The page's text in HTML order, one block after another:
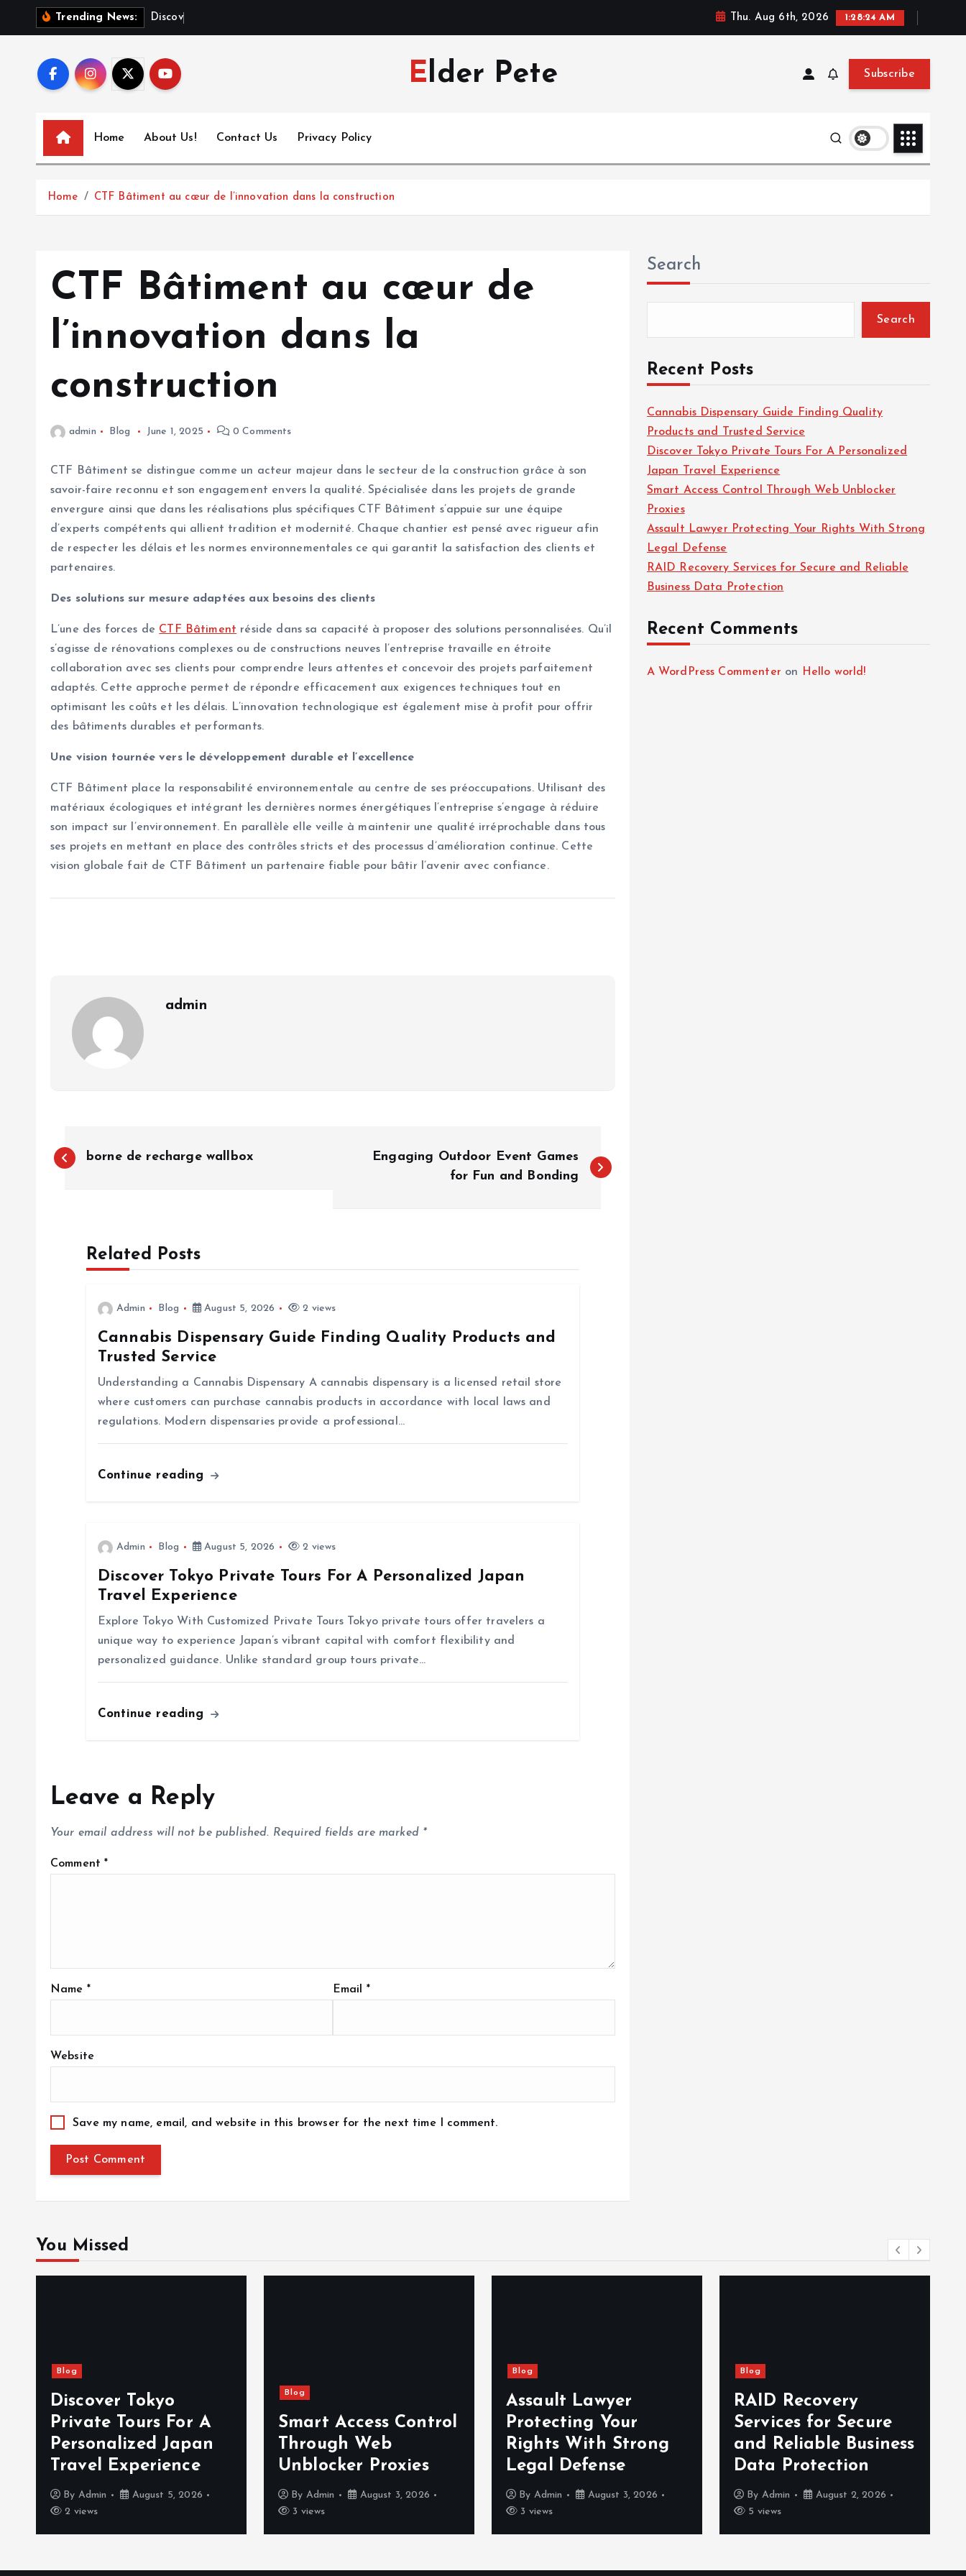
Trending News: Discov Thu. Aug 6th, 2026 1:28:24 AM
Elder Pete Subscribe
Home About Us! Contact Us Privacy Policy
Home CTF Bâtiment au cœur de l’innovation dans la construction
CTF Bâtiment au cœur de
l’innovation dans la
construction
admin Blog June 1, 2025 0 Comments
CTF Bâtiment se distingue comme un acteur majeur dans le secteur de la construction grâce à son
savoir-faire reconnu et son engagement envers la qualité. Spécialisée dans les projets de grande
envergure ainsi que dans les réalisations plus spécifiques CTF Bâtiment s’appuie sur une équipe
d’experts compétents qui allient tradition et modernité. Chaque chantier est pensé avec rigueur afin
de respecter les délais et les normes environnementales ce qui garantit la satisfaction des clients et
partenaires.
Des solutions sur mesure adaptées aux besoins des clients
L’une des forces de CTF Bâtiment réside dans sa capacité à proposer des solutions personnalisées. Qu’il
s’agisse de rénovations complexes ou de constructions neuves l’entreprise travaille en étroite
collaboration avec ses clients pour comprendre leurs attentes et concevoir des projets parfaitement
adaptés. Cette approche permet de répondre efficacement aux exigences techniques tout en
optimisant les coûts et les délais. L’innovation technologique est également mise à profit pour offrir
des bâtiments durables et performants.
Une vision tournée vers le développement durable et l’excellence
CTF Bâtiment place la responsabilité environnementale au centre de ses préoccupations. Utilisant des
matériaux écologiques et intégrant les dernières normes énergétiques l’entreprise s’engage à réduire
son impact sur l’environnement. En parallèle elle veille à maintenir une qualité irréprochable dans tous
ses projets en mettant en place des contrôles stricts et des processus d’amélioration continue. Cette
vision globale fait de CTF Bâtiment un partenaire fiable pour bâtir l’avenir avec confiance.
admin
P
borne de recharge wallbox
Engaging Outdoor Event Games
for Fun and Bonding
Related Posts
Admin Blog August 5, 2026 2 views
Cannabis Dispensary Guide Finding Quality Products and
Trusted Service
Understanding a Cannabis Dispensary A cannabis dispensary is a licensed retail store
where customers can purchase cannabis products in accordance with local laws and
regulations. Modern dispensaries provide a professional…
Continue reading
Admin Blog August 5, 2026 2 views
Discover Tokyo Private Tours For A Personalized Japan
Travel Experience
Explore Tokyo With Customized Private Tours Tokyo private tours offer travelers a
unique way to experience Japan’s vibrant capital with comfort flexibility and
personalized guidance. Unlike standard group tours private…
Continue reading
Leave a Reply
Your email address will not be published. Required fields are marked *
Comment*
Name * Email *
Website
Save my name, email, and website in this browser for the next time I comment.
Search
Search
Recent Posts
Cannabis Dispensary Guide Finding Quality
Products and Trusted Service
Discover Tokyo Private Tours For A Personalized
Japan Travel Experience
Smart Access Control Through Web Unblocker
Proxies
Assault Lawyer Protecting Your Rights With Strong
Legal Defense
RAID Recovery Services for Secure and Reliable
Business Data Protection
Recent Comments
A WordPress Commenter on Hello world!
You Missed
Blog
Discover Tokyo
Private Tours For A
Personalized Japan
Travel Experience
By Admin
August 5, 2026
2 views
Blog
Smart Access Control
Through Web
Unblocker Proxies
By Admin
August 3, 2026
3 views
Blog
Assault Lawyer
Protecting Your
Rights With Strong
Legal Defense
By Admin
August 3, 2026
3 views
Blog
RAID Recovery
Services for Secure
and Reliable Business
Data Protection
By Admin
August 2, 2026
5 views